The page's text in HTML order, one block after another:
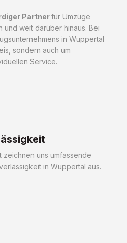
Partnerfür Umzüge
weit darüber hinaus. Bei
in Wuppertal
sondern auch um
Service.
zeichnen uns umfassende
in Wuppertal aus.